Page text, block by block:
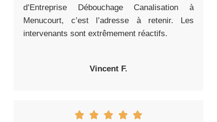
d’Entreprise Débouchage Canalisation à
Menucourt, c’est l’adresse à retenir. Les
intervenants sont extrêmement réactifs.
Vincent F.